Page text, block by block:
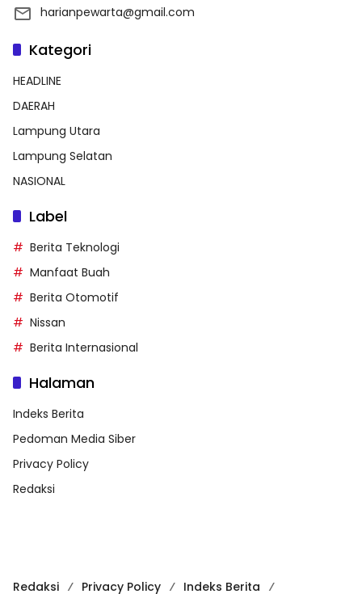
harianpewarta@gmail.com
Kategori
HEADLINE
DAERAH
Lampung Utara
Lampung Selatan
NASIONAL
Label
Berita Teknologi
Manfaat Buah
Berita Otomotif
Nissan
Berita Internasional
Halaman
Indeks Berita
Pedoman Media Siber
Privacy Policy
Redaksi
Redaksi Privacy Policy Indeks Berita